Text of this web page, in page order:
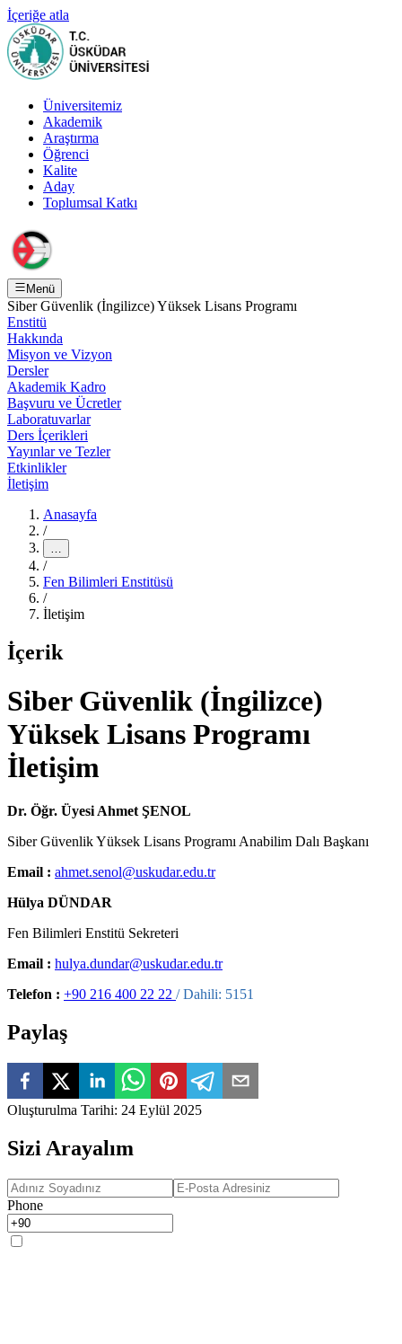
İçeriğe atla
Üniversitemiz
Akademik
Araştırma
Öğrenci
Kalite
Aday
Toplumsal Katkı
Menü
Siber Güvenlik (İngilizce) Yüksek Lisans Programı
Enstitü
Hakkında
Misyon ve Vizyon
Dersler
Akademik Kadro
Başvuru ve Ücretler
Laboratuvarlar
Ders İçerikleri
Yayınlar ve Tezler
Etkinlikler
İletişim
Anasayfa
/
…
/
Fen Bilimleri Enstitüsü
/
İletişim
İçerik
Siber Güvenlik (İngilizce)
Yüksek Lisans Programı
İletişim
Dr. Öğr. Üyesi Ahmet ŞENOL
Siber Güvenlik Yüksek Lisans Programı Anabilim Dalı Başkanı
Email : ahmet.senol@uskudar.edu.tr
Hülya DÜNDAR
Fen Bilimleri Enstitü Sekreteri
Email : hulya.dundar@uskudar.edu.tr
Telefon : +90 216 400 22 22 / Dahili: 5151
Paylaş
Oluşturulma Tarihi: 24 Eylül 2025
Sizi Arayalım
Phone